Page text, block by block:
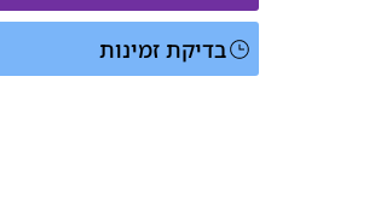
בדיקת זמינות